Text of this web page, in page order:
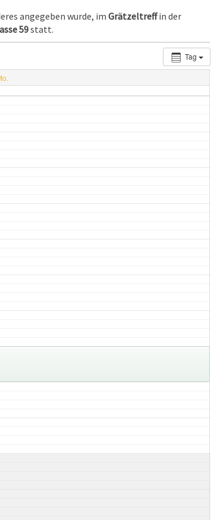
angegeben wurde, imGrätzeltreffin der
59statt.
Tag